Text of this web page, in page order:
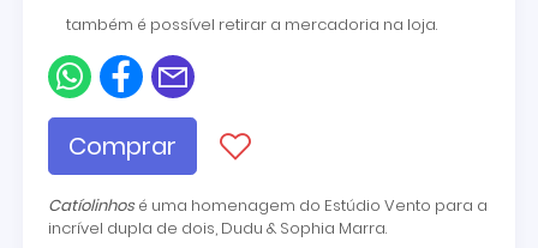
também é possível retirar a mercadoria na loja.
Comprar
Catíolinhosé uma homenagem do Estúdio Vento para a
incrível dupla de dois, Dudu & Sophia Marra.